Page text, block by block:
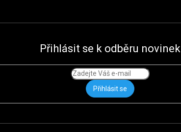
Přihlásit se k odběru novinek
Přihlásit se